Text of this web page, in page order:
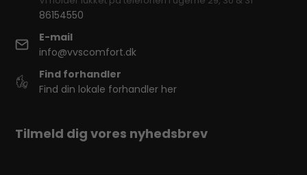
86154550
E-mail
info@vvscomfort.dk
Find forhandler
Find din lokale forhandler her
Tilmeld dig vores nyhedsbrev